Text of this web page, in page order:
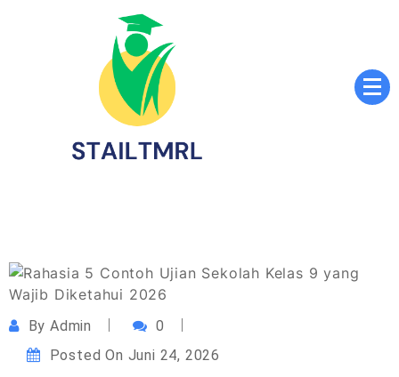
ByAdmin
0
Posted On Juni 24, 2026